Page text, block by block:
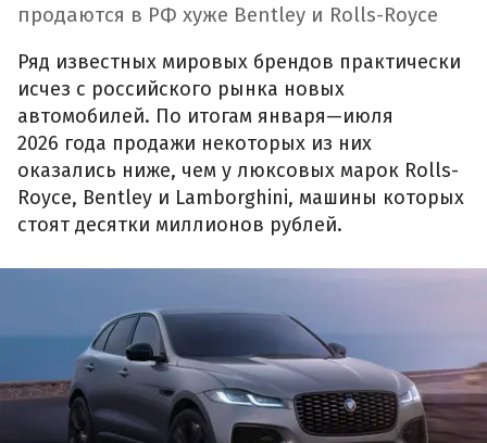
продаются в РФ хуже Bentley и Rolls-Royce
Ряд известных мировых брендов практически
исчез с российского рынка новых
автомобилей. По итогам января—июля
2026 года продажи некоторых из них
оказались ниже, чем у люксовых марок Rolls-
Royce, Bentley и Lamborghini, машины которых
стоят десятки миллионов рублей.